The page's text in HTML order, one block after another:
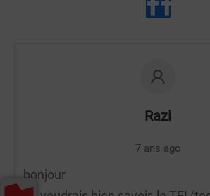
Razi
7 ans ago
bonjour